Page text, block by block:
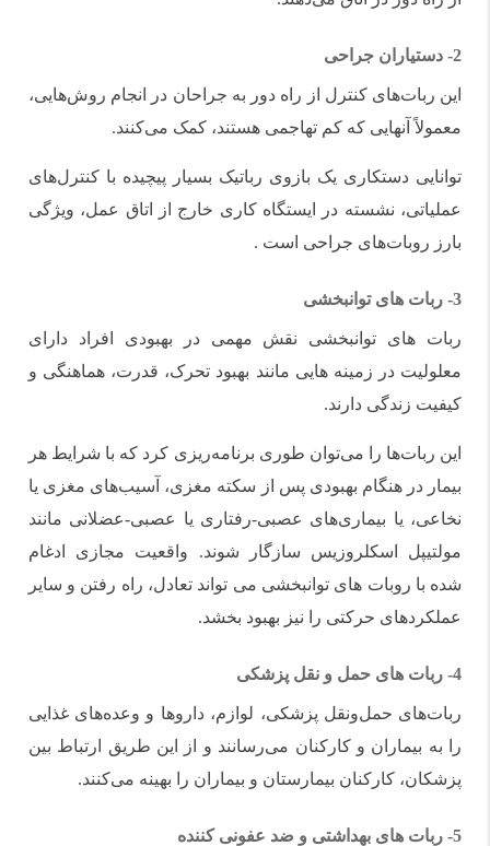
2- دستیاران جراحی
این ربات‌های کنترل از راه دور به جراحان در انجام روش‌هایی،
معمولاً آنهایی که کم تهاجمی هستند، کمک می‌کنند.
توانایی دستکاری یک بازوی رباتیک بسیار پیچیده با کنترل‌های
عملیاتی، نشسته در ایستگاه کاری خارج از اتاق عمل، ویژگی
بارز روبات‌های جراحی است .
3- ربات های توانبخشی
ربات های توانبخشی نقش مهمی در بهبودی افراد دارای
معلولیت در زمینه هایی مانند بهبود تحرک، قدرت، هماهنگی و
کیفیت زندگی دارند.
این ربات‌ها را می‌توان طوری برنامه‌ریزی کرد که با شرایط هر
بیمار در هنگام بهبودی پس از سکته مغزی، آسیب‌های مغزی یا
نخاعی، یا بیماری‌های عصبی-رفتاری یا عصبی-عضلانی مانند
مولتیپل اسکلروزیس سازگار شوند. واقعیت مجازی ادغام
شده با روبات های توانبخشی می تواند تعادل، راه رفتن و سایر
عملکردهای حرکتی را نیز بهبود بخشد.
4- ربات های حمل و نقل پزشکی
ربات‌های حمل‌ونقل پزشکی، لوازم، داروها و وعده‌های غذایی
را به بیماران و کارکنان می‌رسانند و از این طریق ارتباط بین
پزشکان، کارکنان بیمارستان و بیماران را بهینه می‌کنند.
5- ربات های بهداشتی و ضد عفونی کننده